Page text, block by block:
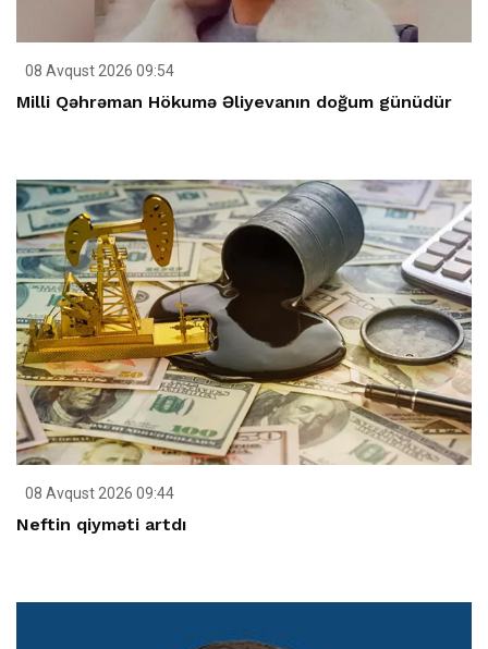
08 Avqust 2026 09:54
Milli Qəhrəman Hökumə Əliyevanın doğum günüdür
08 Avqust 2026 09:44
Neftin qiyməti artdı